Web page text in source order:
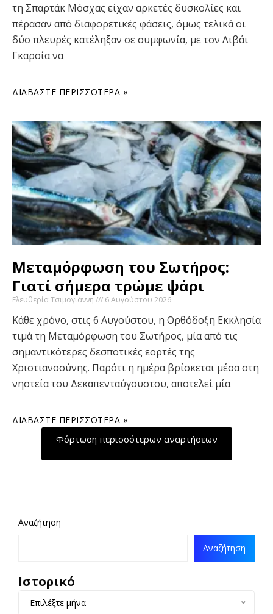
τη Σπαρτάκ Μόσχας είχαν αρκετές δυσκολίες και
πέρασαν από διαφορετικές φάσεις, όμως τελικά οι
δύο πλευρές κατέληξαν σε συμφωνία, με τον Λιβάι
Γκαρσία να
ΔΙΑΒΆΣΤΕ ΠΕΡΙΣΣΌΤΕΡΑ »
Μεταμόρφωση του Σωτήρος:
Γιατί σήμερα τρώμε ψάρι
Ελευθερία Τσιμογιάννη 6 Αυγούστου 2026
Κάθε χρόνο, στις 6 Αυγούστου, η Ορθόδοξη Εκκλησία
τιμά τη Μεταμόρφωση του Σωτήρος, μία από τις
σημαντικότερες δεσποτικές εορτές της
Χριστιανοσύνης. Παρότι η ημέρα βρίσκεται μέσα στη
νηστεία του Δεκαπενταύγουστου, αποτελεί μία
ΔΙΑΒΆΣΤΕ ΠΕΡΙΣΣΌΤΕΡΑ »
Φόρτωση περισσότερων αναρτήσεων
Αναζήτηση
Αναζήτηση
Ιστορικό
Επιλέξτε μήνα